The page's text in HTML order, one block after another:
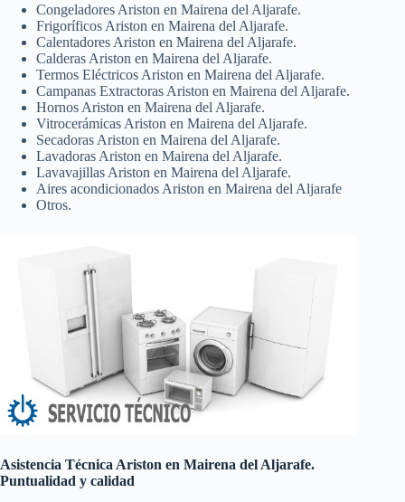
Congeladores Ariston en Mairena del Aljarafe.
Frigoríficos Ariston en Mairena del Aljarafe.
Calentadores Ariston en Mairena del Aljarafe.
Calderas Ariston en Mairena del Aljarafe.
Termos Eléctricos Ariston en Mairena del Aljarafe.
Campanas Extractoras Ariston en Mairena del Aljarafe.
Hornos Ariston en Mairena del Aljarafe.
Vitrocerámicas Ariston en Mairena del Aljarafe.
Secadoras Ariston en Mairena del Aljarafe.
Lavadoras Ariston en Mairena del Aljarafe.
Lavavajillas Ariston en Mairena del Aljarafe.
Aires acondicionados Ariston en Mairena del Aljarafe
Otros.
Asistencia Técnica Ariston en Mairena del Aljarafe.
Puntualidad y calidad